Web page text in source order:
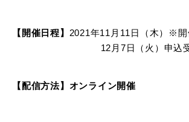
【開催日程】 2021年11月11日（木）※開
12月7日（火）申込受
【配信方法】オンライン開催